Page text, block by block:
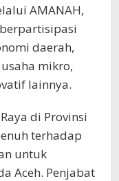
AMANAH,
daerah,
mikro,
lainnya.
di Provinsi
terhadap
untuk
Aceh. Penjabat